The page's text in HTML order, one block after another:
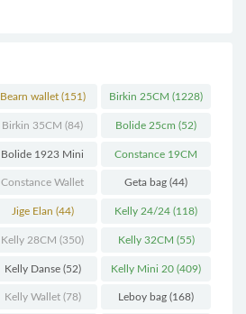
Bearn wallet(151) Birkin 25CM (1228)
Birkin 35CM (84) Bolide 25cm (52)
Bolide 1923 Mini
(93)
Constance 19CM
(571)
Constance Wallet
(60)
Geta bag (44)
Jige Elan (44) Kelly 24/24 (118)
Kelly 28CM (350) Kelly 32CM (55)
Kelly Danse(52) Kelly Mini 20 (409)
Kelly Wallet(78) Leboy bag (168)